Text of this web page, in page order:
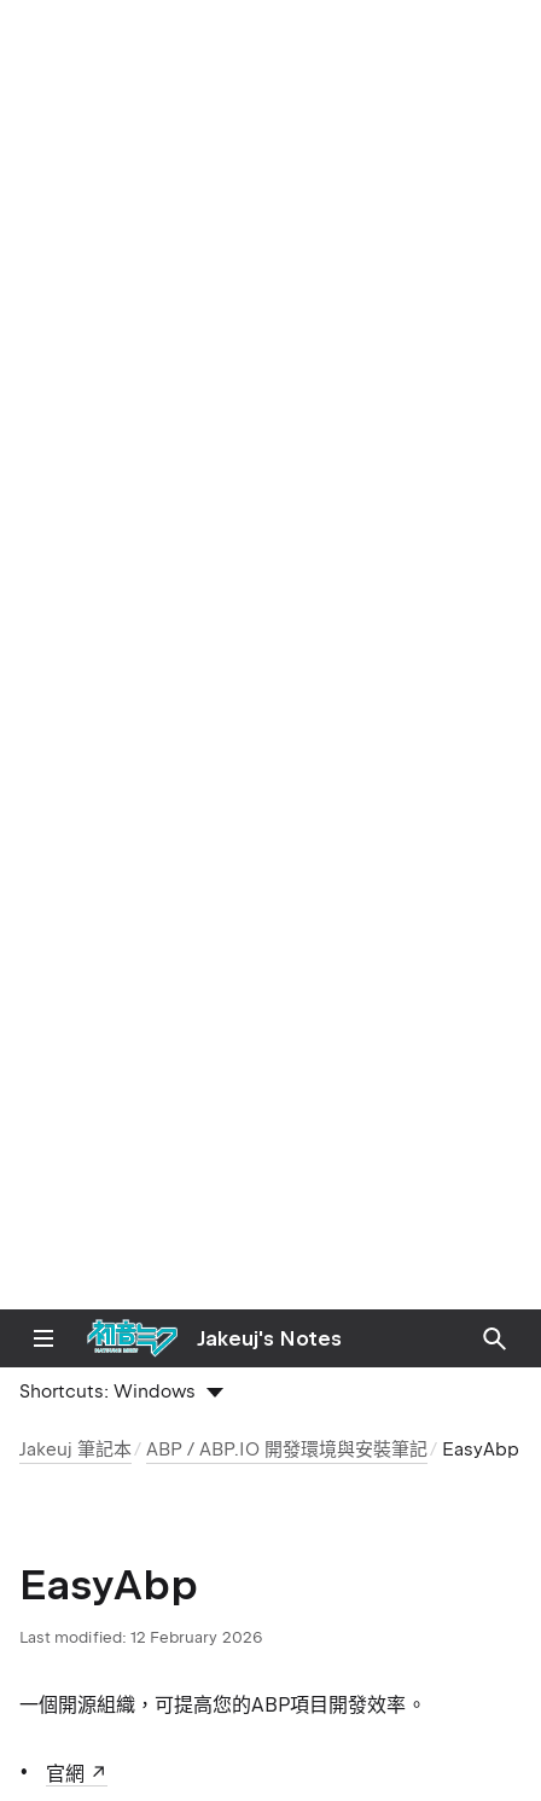
Jakeuj's Notes
Shortcuts:Windows
Jakeuj 筆記本 ABP / ABP.IO 開發環境與安裝筆記 EasyAbp
EasyAbp
Last modified: 12 February 2026
一個開源組織，可提高您的ABP項目開發效率。
官網